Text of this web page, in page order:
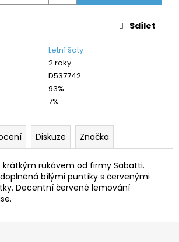
Letní šaty
2 roky
D537742
93%
7%
Sdílet
Diskuze Značka
krátkým rukávem od firmy Sabatti.
bílými puntíky s červenými
Decentní červené lemování